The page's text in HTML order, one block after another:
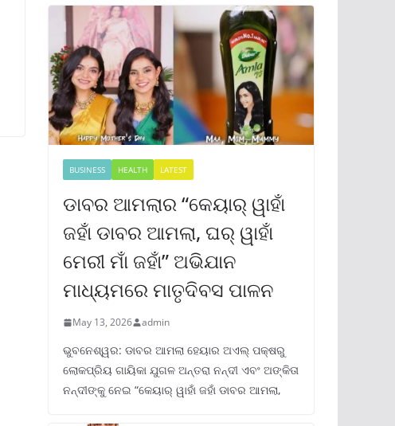
BUSINESS HEALTH LATEST
ଡାବର ଆମଲାର “କେୟାର୍ ୱାହାଁ
ଜହାଁ ଡାବର ଆମଲା, ଘର୍ ୱାହାଁ
ମେରୀ ମାଁ ଜହାଁ” ଅଭିଯାନ
ମାଧ୍ୟମରେ ମାତୃଦିବସ ପାଳନ
May 13, 2026 admin
ଭୁବନେଶ୍ୱର: ଡାବର ଆମଲା ହେୟାର ଅଏଲ୍ ପକ୍ଷରୁ
ଲୋକପ୍ରିୟ ଗାୟିକା ଯୁଗଳ ଅନ୍ତରା ନନ୍ଦୀ ଏବଂ ଅଙ୍କିତା
ନନ୍ଦୀଙ୍କୁ ନେଇ “କେୟାର୍ ୱାହାଁ ଜହାଁ ଡାବର ଆମଲା,